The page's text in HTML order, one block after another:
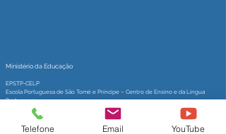
Ministério da Educação
EPSTP-CELP
Escola Portuguesa de São Tomé e Príncipe – Centro de Ensino e da Língua
Portuguesa
Sede: C.P. nº 636 - São Tomé
Telefone:+239 999 58 19
Telefone Email YouTube